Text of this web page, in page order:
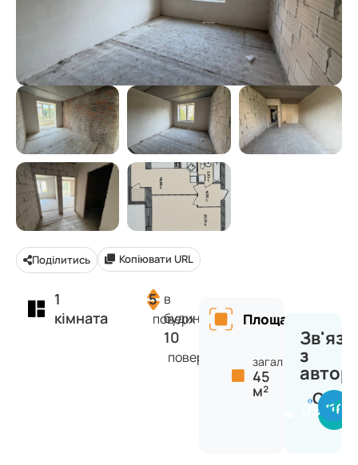
Поділитись Копіювати URL
1
кімната
5
поверх
в
будинку
10
поверхів
Площа
загальна:
45
м²
з